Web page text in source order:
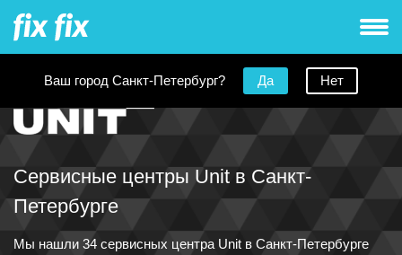
Ваш город Санкт-Петербург? Да Нет
Сервисные центры Unit в Санкт-
Петербурге
Мы нашли 34 сервисных центра Unit в Санкт-Петербурге